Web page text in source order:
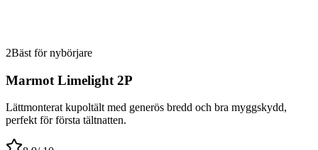
2Bäst för nybörjare
Marmot Limelight 2P
Lättmonterat kupoltält med generös bredd och bra myggskydd,
perfekt för första tältnatten.